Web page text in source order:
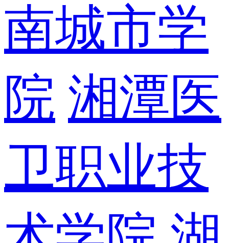
南城市学
院 湘潭医
卫职业技